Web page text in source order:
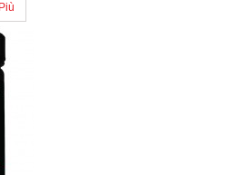
Più